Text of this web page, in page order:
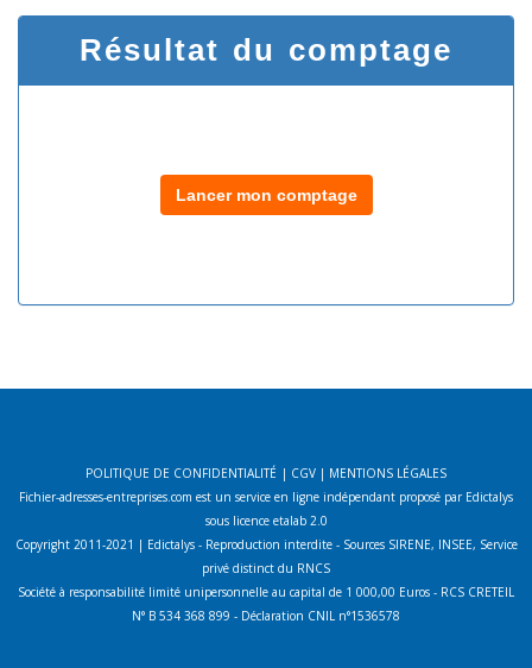
Résultat du comptage
Lancer mon comptage
POLITIQUE DE CONFIDENTIALITÉ | CGV | MENTIONS LÉGALES
Fichier-adresses-entreprises.com est un service en ligne indépendant proposé par Edictalys
sous licence etalab 2.0
Copyright 2011-2021 | Edictalys - Reproduction interdite - Sources SIRENE, INSEE, Service
privé distinct du RNCS
Société à responsabilité limité unipersonnelle au capital de 1 000,00 Euros - RCS CRETEIL
N° B 534 368 899 - Déclaration CNIL n°1536578